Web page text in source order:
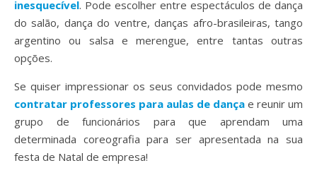
inesquecível. Pode escolher entre espectáculos de dança
do salão, dança do ventre, danças afro-brasileiras, tango
argentino ou salsa e merengue, entre tantas outras
opções.
Se quiser impressionar os seus convidados pode mesmo
contratar professores para aulas de dança e reunir um
grupo de funcionários para que aprendam uma
determinada coreografia para ser apresentada na sua
festa de Natal de empresa!